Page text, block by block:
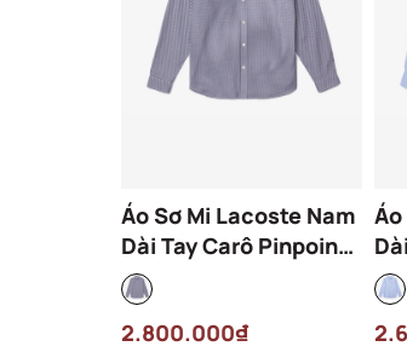
Áo Sơ Mi Lacoste Nam
Dài Tay Carô Pinpoint
Dáng Regular
CH2932-00-522 Màu
Xanh Đậm
2.800.000₫